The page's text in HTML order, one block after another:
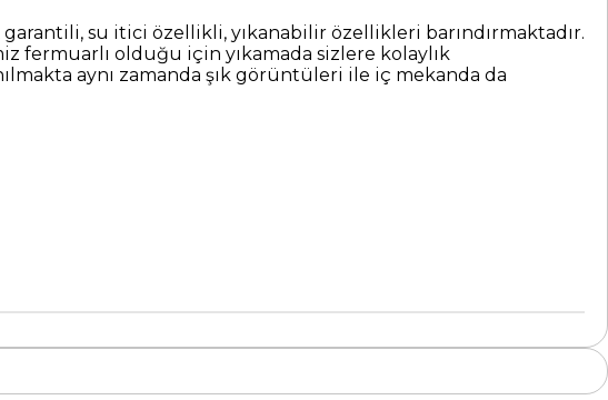
su itici özellikli, yıkanabilir özellikleri barındırmaktadır.
fermuarlı olduğu için yıkamada sizlere kolaylık
aynı zamanda şık görüntüleri ile iç mekanda da